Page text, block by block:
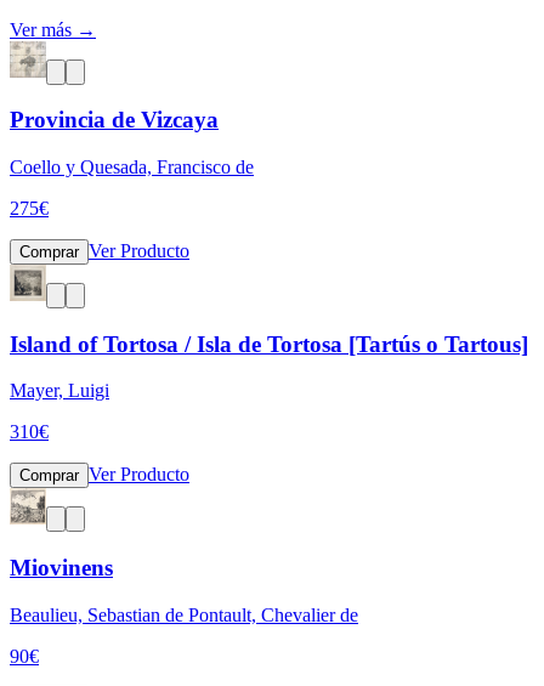
Ver más →
Provincia de Vizcaya
Coello y Quesada, Francisco de
275€
Comprar Ver Producto
Island of Tortosa / Isla de Tortosa [Tartús o Tartous]
Mayer, Luigi
310€
Comprar Ver Producto
Miovinens
Beaulieu, Sebastian de Pontault, Chevalier de
90€